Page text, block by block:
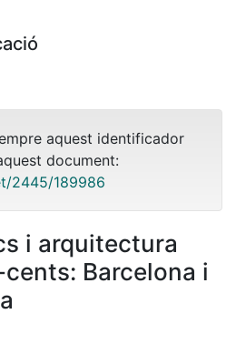
aquest identificador
document:
2445/189986
i arquitectura
Barcelona i